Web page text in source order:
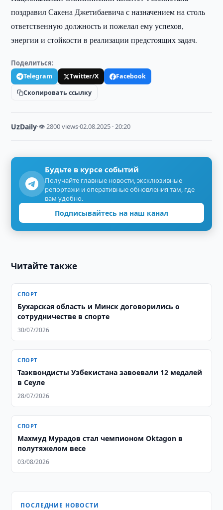
поздравил Сакена Джетибаевича с назначением на столь
ответственную должность и пожелал ему успехов,
энергии и стойкости в реализации предстоящих задач.
Поделиться:
Telegram Twitter/X
Facebook
Скопировать ссылку
UzDaily·👁 2800 views·02.08.2025 · 20:20
Будьте в курсе событий
Получайте главные новости, эксклюзивные
репортажи и оперативные обновления там, где
вам удобно.
Подписывайтесь на наш канал
Читайте также
СПОРТ
Бухарская область и Минск договорились о
сотрудничестве в спорте
30/07/2026
СПОРТ
Таэквондисты Узбекистана завоевали 12 медалей
в Сеуле
28/07/2026
СПОРТ
Махмуд Мурадов стал чемпионом Oktagon в
полутяжелом весе
03/08/2026
ПОСЛЕДНИЕ НОВОСТИ